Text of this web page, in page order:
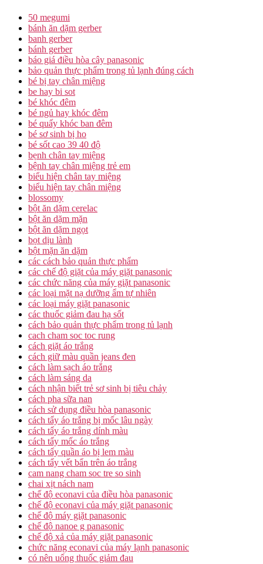
50 megumi
bánh ăn dặm gerber
banh gerber
bánh gerber
báo giá điều hòa cây panasonic
bảo quản thực phẩm trong tủ lạnh đúng cách
bé bị tay chân miệng
be hay bi sot
bé khóc đêm
bé ngủ hay khóc đêm
bé quấy khóc ban đêm
bé sơ sinh bị ho
bé sốt cao 39 40 độ
bẹnh chân tay miệng
bệnh tay chân miệng trẻ em
biểu hiện chân tay miệng
biểu hiện tay chân miệng
blossomy
bột ăn dặm cerelac
bột ăn dặm mặn
bột ăn dặm ngọt
bọt dịu lành
bột mặn ăn dặm
các cách bảo quản thực phẩm
các chế độ giặt của máy giặt panasonic
các chức năng của máy giặt panasonic
các loại mặt nạ dưỡng ẩm tự nhiên
các loại máy giặt panasonic
các thuốc giảm đau hạ sốt
cách bảo quản thực phẩm trong tủ lạnh
cach cham soc toc rung
cách giặt áo trắng
cách giữ màu quần jeans đen
cách làm sạch áo trắng
cách làm sáng da
cách nhận biết trẻ sơ sinh bị tiêu chảy
cách pha sữa nan
cách sử dụng điều hòa panasonic
cách tẩy áo trắng bị mốc lâu ngày
cách tẩy áo trắng dính màu
cách tẩy mốc áo trắng
cách tẩy quần áo bị lem màu
cách tẩy vết bẩn trên áo trắng
cam nang cham soc tre so sinh
chai xịt nách nam
chế độ econavi của điều hòa panasonic
chế độ econavi của máy giặt panasonic
chế độ máy giặt panasonic
chế độ nanoe g panasonic
chế độ xả của máy giặt panasonic
chức năng econavi của máy lạnh panasonic
có nên uống thuốc giảm đau